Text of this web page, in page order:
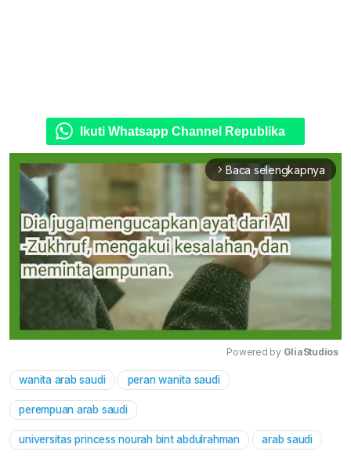
Ikuti Whatsapp Channel Republika
arrow_forward_ios Baca selengkapnya
Powered by GliaStudios
wanita arab saudi peran wanita saudi
perempuan arab saudi
universitas princess nourah bint abdulrahman arab saudi